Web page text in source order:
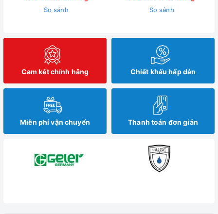
So sánh
So sánh
Cam kết chính hãng Chiết khấu hấp dẫn
Miễn phí vận chuyển Thanh toán đơn giản